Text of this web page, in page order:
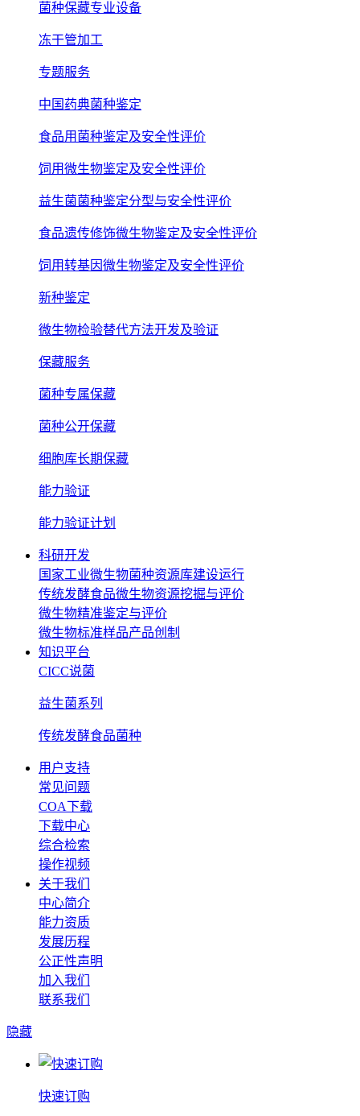
菌种保藏专业设备
冻干管加工
专题服务
中国药典菌种鉴定
食品用菌种鉴定及安全性评价
饲用微生物鉴定及安全性评价
益生菌菌种鉴定分型与安全性评价
食品遗传修饰微生物鉴定及安全性评价
饲用转基因微生物鉴定及安全性评价
新种鉴定
微生物检验替代方法开发及验证
保藏服务
菌种专属保藏
菌种公开保藏
细胞库长期保藏
能力验证
能力验证计划
科研开发
国家工业微生物菌种资源库建设运行
传统发酵食品微生物资源挖掘与评价
微生物精准鉴定与评价
微生物标准样品产品创制
知识平台
CICC说菌
益生菌系列
传统发酵食品菌种
用户支持
常见问题
COA下载
下载中心
综合检索
操作视频
关于我们
中心简介
能力资质
发展历程
公正性声明
加入我们
联系我们
隐藏
快速订购